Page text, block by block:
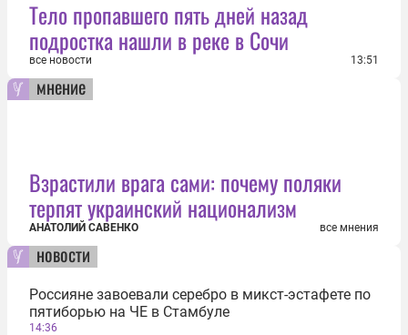
Тело пропавшего пять дней назад
подростка нашли в реке в Сочи
все новости 13:51
мнение
Взрастили врага сами: почему поляки
терпят украинский национализм
АНАТОЛИЙ САВЕНКО все мнения
новости
Россияне завоевали серебро в микст-эстафете по
пятиборью на ЧЕ в Стамбуле
14:36